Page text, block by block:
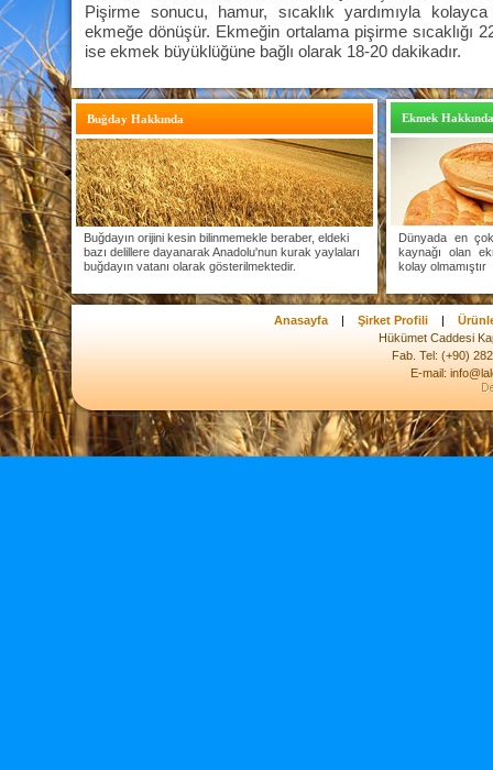
Pişirme sonucu, hamur, sıcaklık yardımıyla
ekmeğe dönüşür. Ekmeğin ortalama pişirme sıcaklığı
ise ekmek büyüklüğüne bağlı olarak 18-20 dakikadır.
Buğday Hakkında
Buğdayın orijini kesin bilinmemekle beraber, eldeki
bazı delillere dayanarak Anadolu'nun kurak yaylaları
buğdayın vatanı olarak gösterilmektedir.
Ekmek Hakkında
Dünyada en
kaynağı olan
kolay olmamıştır
Anasayfa| Şirket Profili|
Hükümet Caddesi
Fab. Tel: (+90)
E-mail: